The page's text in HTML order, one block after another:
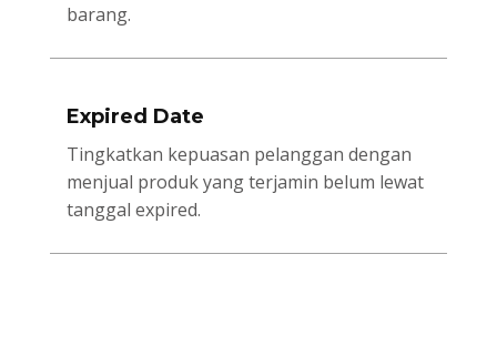
barang.
Expired Date
Tingkatkan kepuasan pelanggan dengan
menjual produk yang terjamin belum lewat
tanggal expired.